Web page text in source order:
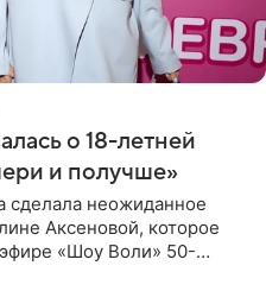
о 18-летней
и получше»
сделала неожиданное
Аксеновой, которое
«Шоу Воли» 50-